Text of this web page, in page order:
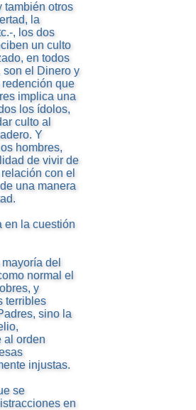
también otros
la
, los dos
un culto
en todos
son el Dinero y
que
implica una
los ídolos,
culto al
Y
hombres,
de vivir de
con el
una manera
en la cuestión
del
normal el
y
terribles
sino la
al orden
injustas.
se
en